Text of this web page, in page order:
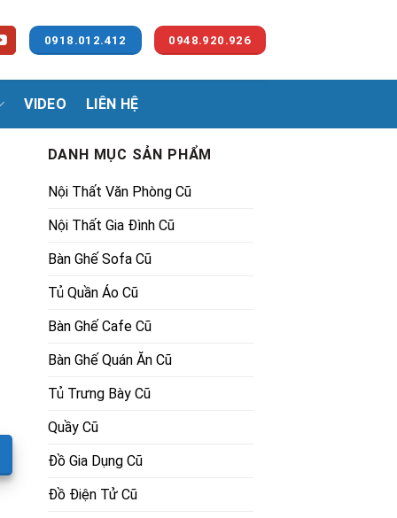
0918.012.412 0948.920.926
VIDEO LIÊN HỆ
DANH MỤC SẢN PHẨM
Nội Thất Văn Phòng Cũ
Nội Thất Gia Đình Cũ
Bàn Ghế Sofa Cũ
Tủ Quần Áo Cũ
Bàn Ghế Cafe Cũ
Bàn Ghế Quán Ăn Cũ
Tủ Trưng Bày Cũ
Quầy Cũ
Đồ Gia Dụng Cũ
Đồ Điện Tử Cũ